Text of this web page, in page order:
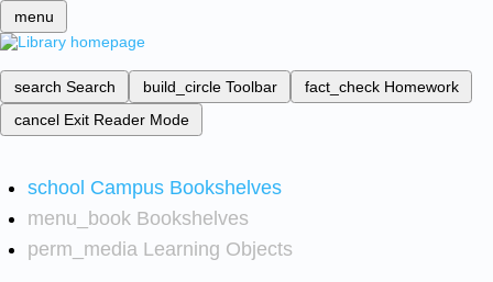
menu
search Search build_circle Toolbar fact_check Homework
cancel Exit Reader Mode
school Campus Bookshelves
menu_book Bookshelves
perm_media Learning Objects